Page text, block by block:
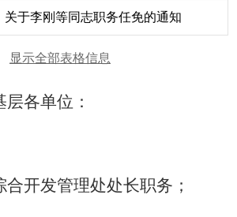
关于李刚等同志职务任免的通知
显示全部表格信息
各单位：
开发管理处处长职务；